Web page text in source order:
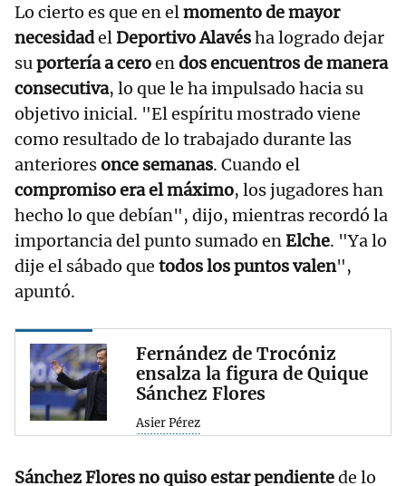
Lo cierto es que en elmomento de mayor
necesidadelDeportivo Alavésha logrado dejar
suportería a ceroendos encuentros de manera
consecutiva, lo que le ha impulsado hacia su
objetivo inicial. "El espíritu mostrado viene
como resultado de lo trabajado durante las
anterioresonce semanas. Cuando el
compromiso era el máximo, los jugadores han
hecho lo que debían", dijo, mientras recordó la
importancia del punto sumado enElche. "Ya lo
dije el sábado que todos los puntos valen",
apuntó.
Fernández de Trocóniz
ensalza la figura de Quique
Sánchez Flores
Asier Pérez
Sánchez Floresno quiso estar pendientede lo